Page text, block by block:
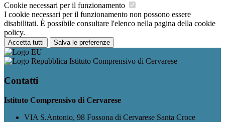
Cookie necessari per il funzionamento
I cookie necessari per il funzionamento non possono essere
disabilitati. È possibile consultare l'elenco nella pagina della cookie
policy.
Accetta tutti Salva le preferenze
Istituto Comprensivo di Cervarese
Contatti
Istituto Comprensivo di Cervarese
VIA S.Antonio, 98 Fossona di Cervarese Santa Croce